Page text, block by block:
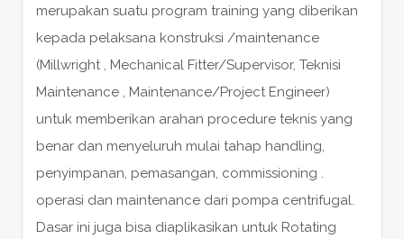
merupakan suatu program training yang diberikan
kepada pelaksana konstruksi /maintenance
(Millwright , Mechanical Fitter/Supervisor, Teknisi
Maintenance , Maintenance/Project Engineer)
untuk memberikan arahan procedure teknis yang
benar dan menyeluruh mulai tahap handling,
penyimpanan, pemasangan, commissioning .
operasi dan maintenance dari pompa centrifugal.
Dasar ini juga bisa diaplikasikan untuk Rotating